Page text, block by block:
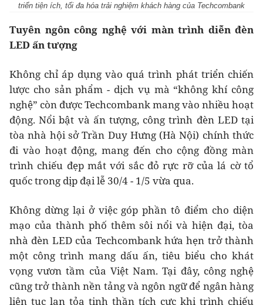
triển tiện ích, tối đa hóa trải nghiệm khách hàng của Techcombank
Tuyên ngôn công nghệ với màn trình diễn đèn
LED ấn tượng
Không chỉ áp dụng vào quá trình phát triển chiến
lược cho sản phẩm - dịch vụ mà “không khí công
nghệ” còn được Techcombank mang vào nhiều hoạt
động. Nổi bật và ấn tượng, công trình đèn LED tại
tòa nhà hội sở Trần Duy Hưng (Hà Nội) chính thức
đi vào hoạt động, mang đến cho cộng đồng màn
trình chiếu đẹp mắt với sắc đỏ rực rỡ của lá cờ tổ
quốc trong dịp đại lễ 30/4 - 1/5 vừa qua.
Không dừng lại ở việc góp phần tô điểm cho diện
mạo của thành phố thêm sôi nổi và hiện đại, tòa
nhà đèn LED của Techcombank hứa hẹn trở thành
một công trình mang dấu ấn, tiêu biểu cho khát
vọng vươn tầm của Việt Nam. Tại đây, công nghệ
cũng trở thành nền tảng và ngôn ngữ để ngân hàng
liên tục lan tỏa tinh thần tích cực khi trình chiếu